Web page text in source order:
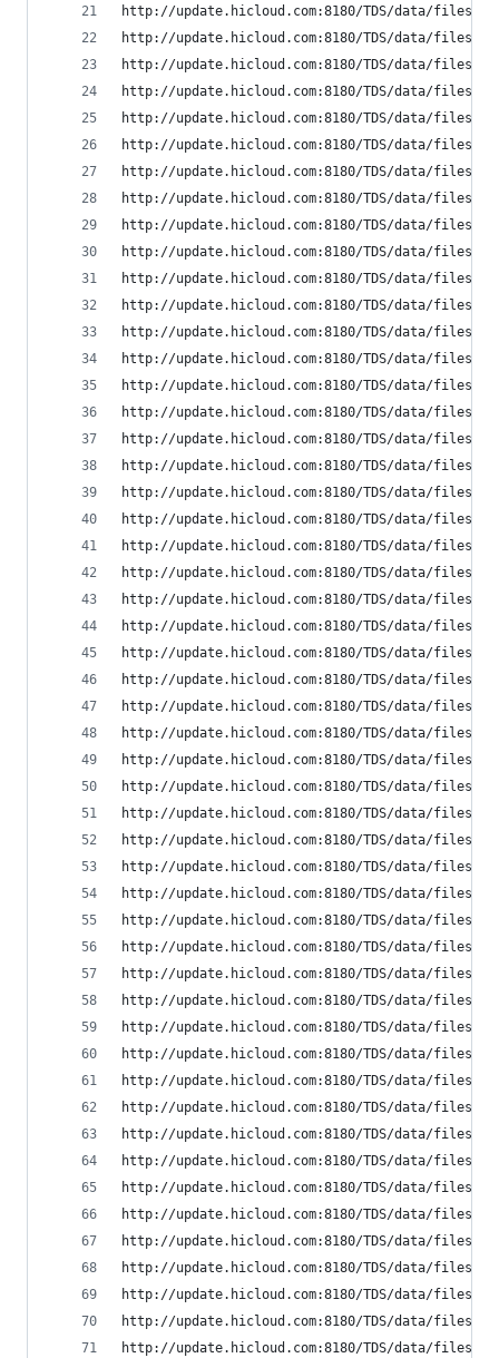
http://update.hicloud.com:8180/TDS/data/files/p9/
http://update.hicloud.com:8180/TDS/data/files/p9/
http://update.hicloud.com:8180/TDS/data/files/p9/
http://update.hicloud.com:8180/TDS/data/files/p9/
http://update.hicloud.com:8180/TDS/data/files/p9/
http://update.hicloud.com:8180/TDS/data/files/
http://update.hicloud.com:8180/TDS/data/files/
http://update.hicloud.com:8180/TDS/data/files/p9/
http://update.hicloud.com:8180/TDS/data/files/p9/
http://update.hicloud.com:8180/TDS/data/files/p9/
http://update.hicloud.com:8180/TDS/data/files/
http://update.hicloud.com:8180/TDS/data/files/p9/
http://update.hicloud.com:8180/TDS/data/files/
http://update.hicloud.com:8180/TDS/data/files/p9/
http://update.hicloud.com:8180/TDS/data/files/
http://update.hicloud.com:8180/TDS/data/files/p9/
http://update.hicloud.com:8180/TDS/data/files/p9/
http://update.hicloud.com:8180/TDS/data/files/p9/
http://update.hicloud.com:8180/TDS/data/files/p9/
http://update.hicloud.com:8180/TDS/data/files/p9/
http://update.hicloud.com:8180/TDS/data/files/p9/
http://update.hicloud.com:8180/TDS/data/files/p9/
http://update.hicloud.com:8180/TDS/data/files/p9/
http://update.hicloud.com:8180/TDS/data/files/p9/
http://update.hicloud.com:8180/TDS/data/files/
http://update.hicloud.com:8180/TDS/data/files/
http://update.hicloud.com:8180/TDS/data/files/p9/
http://update.hicloud.com:8180/TDS/data/files/p9/
http://update.hicloud.com:8180/TDS/data/files/p9/
http://update.hicloud.com:8180/TDS/data/files/
http://update.hicloud.com:8180/TDS/data/files/
http://update.hicloud.com:8180/TDS/data/files/p9/
http://update.hicloud.com:8180/TDS/data/
http://update.hicloud.com:8180/TDS/data/files/
http://update.hicloud.com:8180/TDS/data/files/
http://update.hicloud.com:8180/TDS/data/files/p9/
http://update.hicloud.com:8180/TDS/data/
http://update.hicloud.com:8180/TDS/data/files/p9/
http://update.hicloud.com:8180/TDS/data/files/p9/
http://update.hicloud.com:8180/TDS/data/files/
http://update.hicloud.com:8180/TDS/data/files/
http://update.hicloud.com:8180/TDS/data/files/p9/
http://update.hicloud.com:8180/TDS/data/files/p9/
http://update.hicloud.com:8180/TDS/data/files/p9/
http://update.hicloud.com:8180/TDS/data/files/p9/
http://update.hicloud.com:8180/TDS/data/files/p9/
http://update.hicloud.com:8180/TDS/data/files/p9/
http://update.hicloud.com:8180/TDS/data/files/p9/
http://update.hicloud.com:8180/TDS/data/files/p9/
http://update.hicloud.com:8180/TDS/data/files/p9/
http://update.hicloud.com:8180/TDS/data/files/